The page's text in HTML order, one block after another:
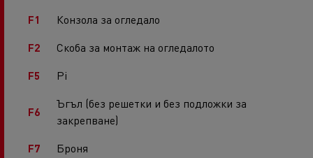
F1
Конзола за огледало
F2 Скоба за монтаж на огледалото
F5 Pi
F6
Ъгъл (без решетки и без подложки за
закрепване)
F7 Броня